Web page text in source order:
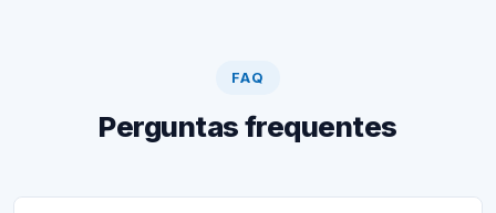
FAQ
Perguntas frequentes